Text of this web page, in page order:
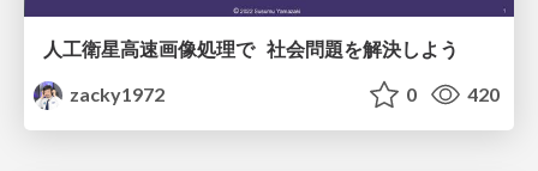
人工衛星高速画像処理で 社会問題を解決しよう
zacky1972
0 420